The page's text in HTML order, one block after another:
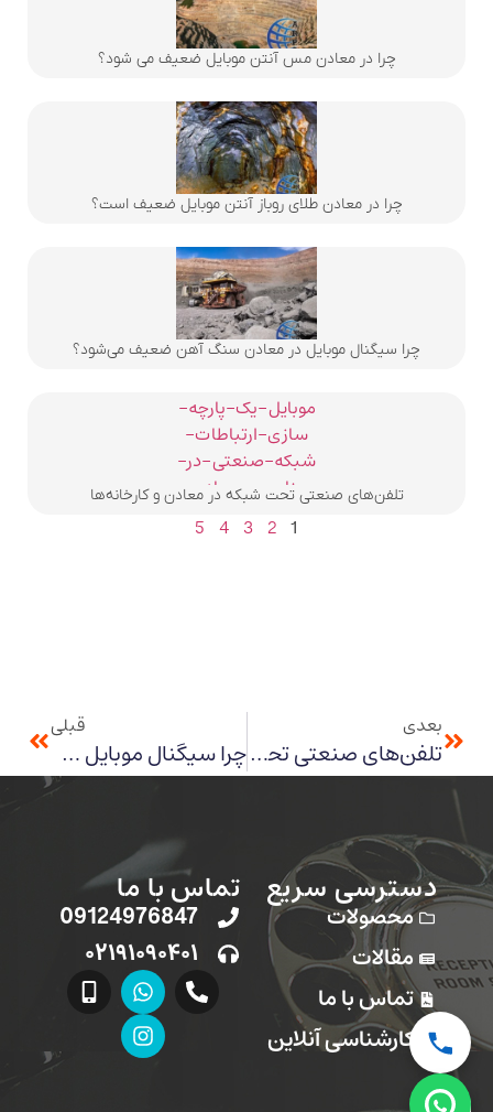
چرا در معادن مس آنتن موبایل ضعیف می شود؟
چرا در معادن طلای روباز آنتن موبایل ضعیف است؟
چرا سیگنال موبایل در معادن سنگ آهن ضعیف می‌شود؟
تلفن‌های صنعتی تحت شبکه در معادن و کارخانه‌ها
1
2
3
4
5
بعدی
تلفن‌های صنعتی تحت شبکه در معادن و کارخانه‌ها
قبلی
چرا سیگنال موبایل در معادن سنگ آهن ضعیف می‌شود؟
دسترسی سریع
محصولات
مقالات
تماس با ما
کارشناسی آنلاین
تماس با ما
09124976847
۰۲۱۹۱۰۹۰۴۰۱